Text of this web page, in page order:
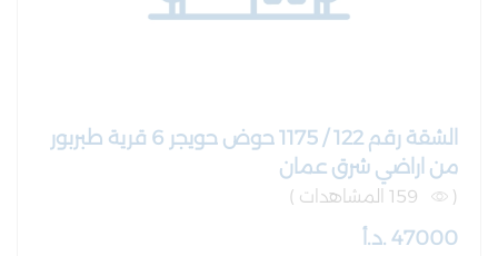
الشقة رقم 122 / 1175 حوض حويجر 6 قرية طبربور
من اراضي شرق عمان
(
47000 .د.أ